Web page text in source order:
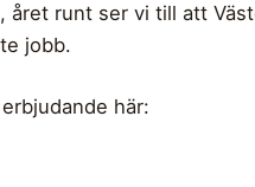
runt ser vi till att
jobb.
här: